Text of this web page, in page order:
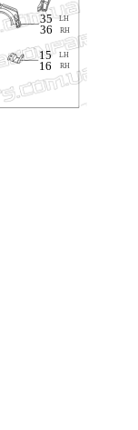
RH
LH
RH
LH
35
36
15
16